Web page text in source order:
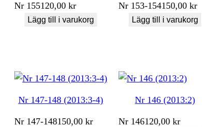
Nr 155120,00 kr
Lägg till i varukorg
Nr 153-154150,00kr
Lägg till i varukorg
Nr 147-148 (2013:3-4)
Nr 147-148150,00 kr
Nr 146 (2013:2)
Nr 146120,00kr